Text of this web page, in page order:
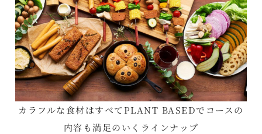
カラフルな食材はすべてPLANT BASEDでコースの
内容も満足のいくラインナップ